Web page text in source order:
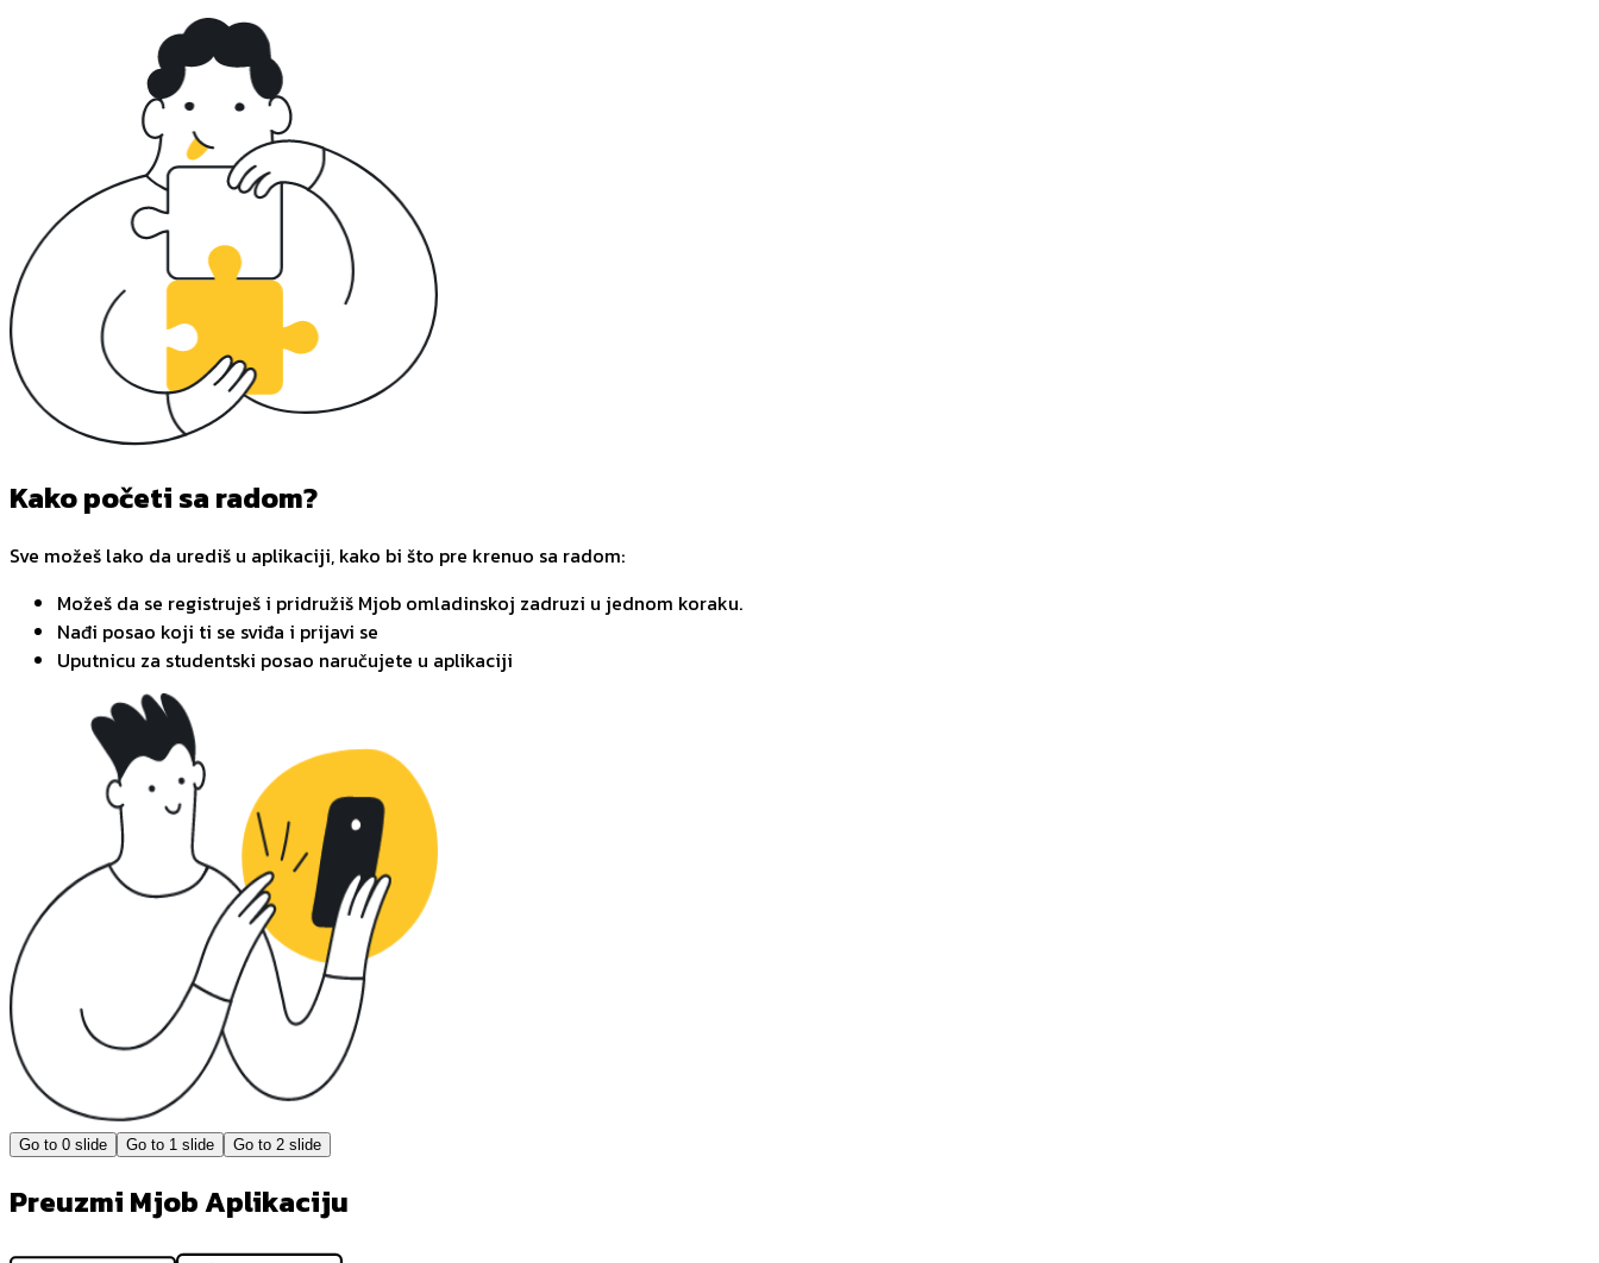
Kako početi sa radom?
Sve možeš lako da urediš u aplikaciji, kako bi što pre krenuo sa radom:
Možeš da se registruješ i pridružiš Mjob omladinskoj zadruzi u jednom koraku.
Nađi posao koji ti se sviđa i prijavi se
Uputnicu za studentski posao naručujete u aplikaciji
Go to 0 slide Go to 1 slide Go to 2 slide
Preuzmi Mjob Aplikaciju